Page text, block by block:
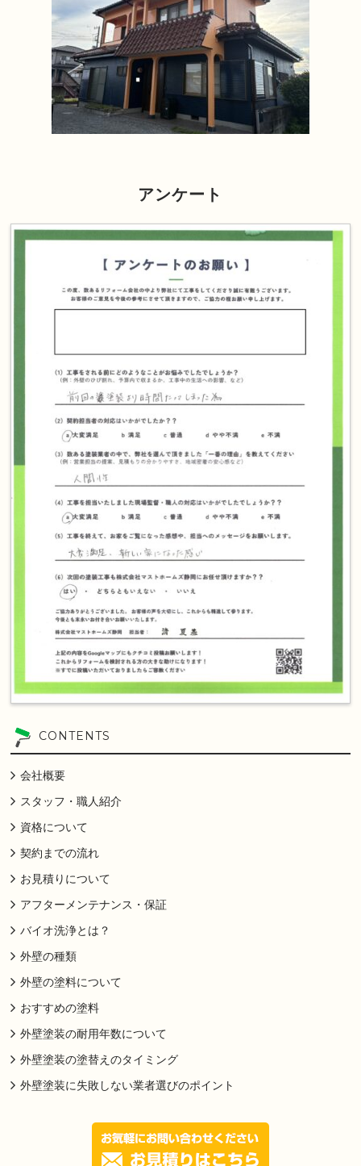
アンケート
CONTENTS
会社概要
スタッフ・職人紹介
資格について
契約までの流れ
お見積りについて
アフターメンテナンス・保証
バイオ洗浄とは？
外壁の種類
外壁の塗料について
おすすめの塗料
外壁塗装の耐用年数について
外壁塗装の塗替えのタイミング
外壁塗装に失敗しない業者選びのポイント